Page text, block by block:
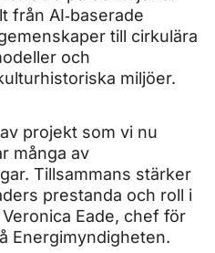
från AI‑baserade
till cirkulära
och
miljöer.
projekt som vi nu
många av
Tillsammans stärker
prestanda och roll i
Eade, chef för
Energimyndigheten.